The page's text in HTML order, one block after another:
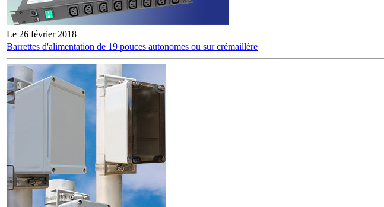
Le 26 février 2018
Barrettes d'alimentation de 19 pouces autonomes ou sur crémaillère